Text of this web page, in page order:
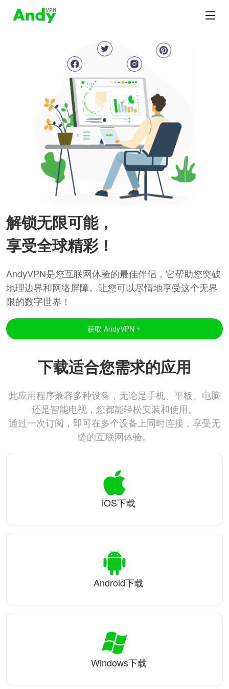
解锁无限可能，
享受全球精彩！
AndyVPN是您互联网体验的最佳伴侣，它帮助您突破
地理边界和网络屏障。让您可以尽情地享受这个无界
限的数字世界！
获取 AndyVPN
下载适合您需求的应用
此应用程序兼容多种设备，无论是手机、平板、电脑
还是智能电视，您都能轻松安装和使用。
通过一次订阅，即可在多个设备上同时连接，享受无
缝的互联网体验。
iOS下载
Android下载
Windows下载